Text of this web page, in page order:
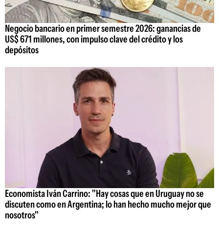
Negocio bancario en primer semestre 2026: ganancias de
US$ 671 millones, con impulso clave del crédito y los
depósitos
Economista Iván Carrino: "Hay cosas que en Uruguay no se
discuten como en Argentina; lo han hecho mucho mejor que
nosotros"